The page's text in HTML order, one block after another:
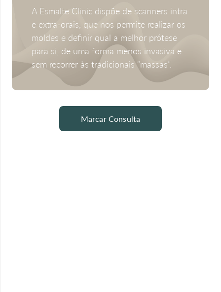
A Esmalte Clinic dispõe de scanners intra
e extra-orais, que nos permite realizar os
moldes e definir qual a melhor prótese
para si, de uma forma menos invasiva e
sem recorrer às tradicionais “massas”.
Marcar Consulta